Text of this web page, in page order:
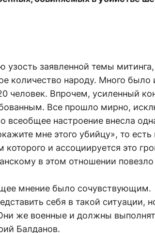
узость заявленной темы
количество народу. Много было
человек. Впрочем, усиленный
Все прошло мирно,
всеобщее настроение внесла
мне этого убийцу», то есть
и ассоциируется это
в этом отношении
мнение было сочувствующим.
себя в такой ситуации,
же военные и должны
Балданов.